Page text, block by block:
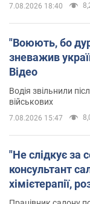
7.08.2026 18:40
"Воюють, бо
зневажив
Відео
Водія звільнили
військових
7.08.2026 15:47
"Не слідкує за
консультант
хімієтерапії,